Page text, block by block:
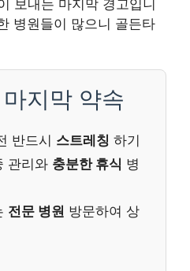
보내는 마지막 경고입니
병원들이 많으니 골든타
지막 약속
반드시 스트레칭 하기
관리와 충분한 휴식 병
전문 병원 방문하여 상